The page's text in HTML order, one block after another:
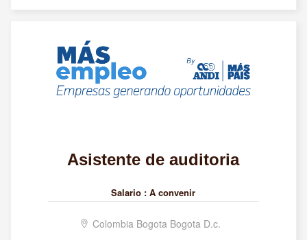
Asistente de auditoria
Salario : A convenir
Colombia Bogota Bogota D.c.